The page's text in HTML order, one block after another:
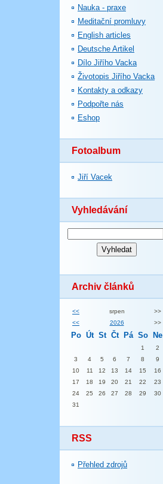
Nauka - praxe
Meditační promluvy
English articles
Deutsche Artikel
Dílo Jiřího Vacka
Životopis Jiřího Vacka
Kontakty a odkazy
Podpořte nás
Eshop
Fotoalbum
Jiří Vacek
Vyhledávání
Archiv článků
<< srpen
>>
<<
2026 >>
Po Út St Čt Pá So Ne
1
2
3
4 5 6 7 8
9
10
11 12 13 14 15
16
17
18 19 20 21 22
23
24
25 26 27 28 29
30
31
RSS
Přehled zdrojů